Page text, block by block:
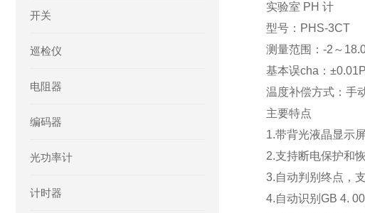
开关
巡检仪
电阻器
编码器
光功率计
计时器
实验室 PH 计
型号：PHS-3CT
测量范围：-2～
基本误cha：
温度补偿方式：手
主要特点
1.带背光液晶显示
2.支持断电保护和
3.自动判别终点，
4.自动识别GB 4.